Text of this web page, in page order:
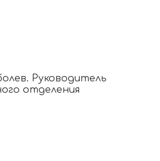
Руководитель
отделения